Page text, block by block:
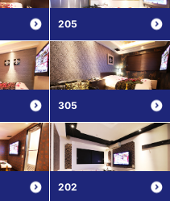
205
305
202